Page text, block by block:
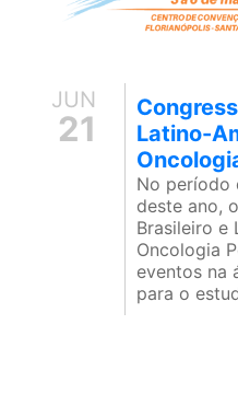
JUN
21
Latino-
No período
deste ano,
Brasileiro e
Oncologia
eventos na
para o